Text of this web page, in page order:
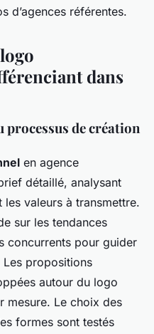
d’agences référentes.
dans
processus de création
en agence
détaillé, analysant
les valeurs à transmettre.
sur les tendances
concurrents pour guider
propositions
autour du logo
mesure. Le choix des
formes sont testés